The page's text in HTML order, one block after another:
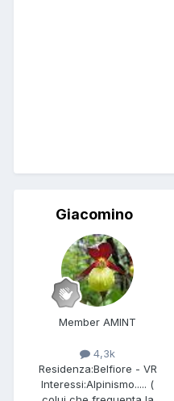
Giacomino
Member AMINT
4,3k
Residenza:Belfiore - VR
Interessi:Alpinismo..... (